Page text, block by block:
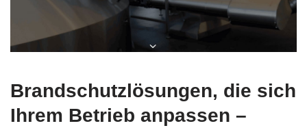
Brandschutzlösungen, die sich
Ihrem Betrieb anpassen –